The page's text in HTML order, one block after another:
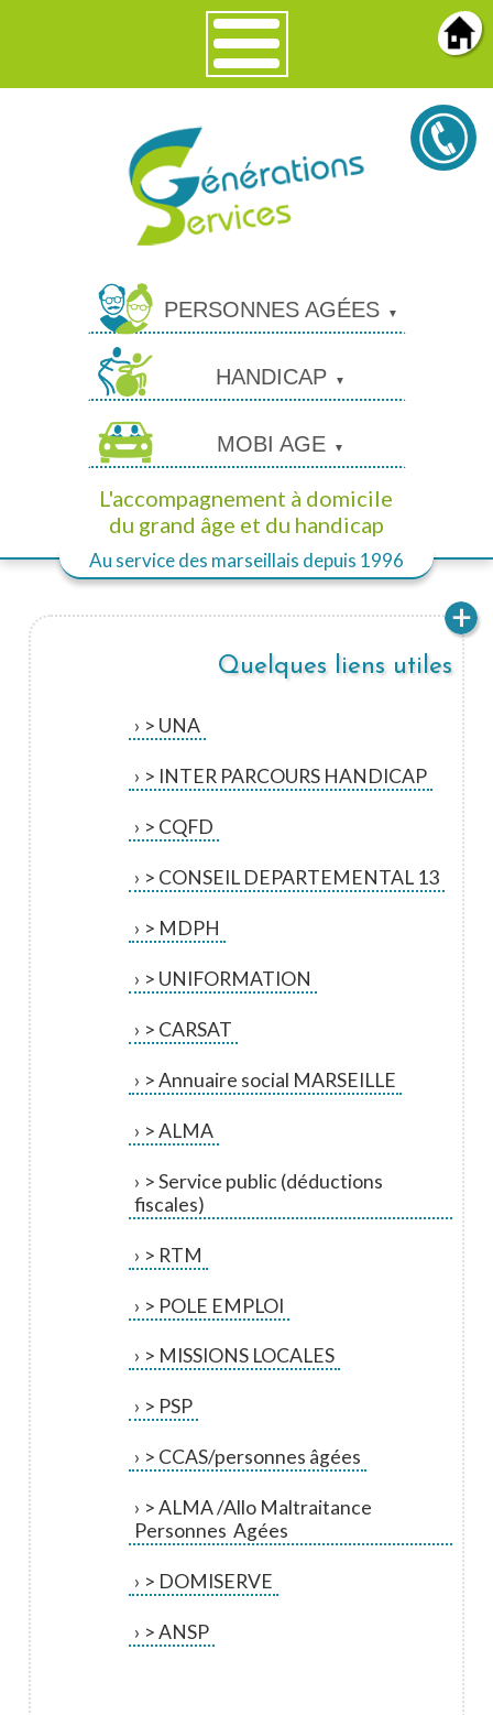
PERSONNES AGÉES
HANDICAP
MOBI AGE
L'accompagnement à domicile
du grand âge et du handicap
Au service des marseillais depuis 1996
Quelques liens utiles
> UNA
> INTER PARCOURS HANDICAP
> CQFD
> CONSEIL DEPARTEMENTAL 13
> MDPH
> UNIFORMATION
> CARSAT
> Annuaire social MARSEILLE
> ALMA
> Service public (déductions
fiscales)
> RTM
> POLE EMPLOI
> MISSIONS LOCALES
> PSP
> CCAS/personnes âgées
> ALMA /Allo Maltraitance
Personnes Agées
> DOMISERVE
> ANSP